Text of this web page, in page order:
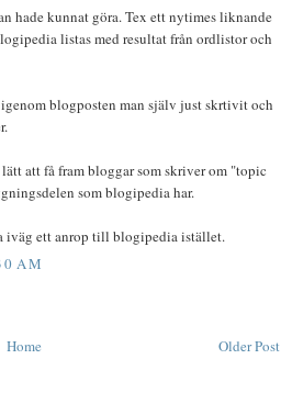
hade kunnat göra. Tex ett nytimes liknande
listas med resultat från ordlistor och
blogposten man själv just skrtivit och
att få fram bloggar som skriver om "topic
som blogipedia har.
iväg ett anrop till blogipedia istället.
AM
Older Post
Home